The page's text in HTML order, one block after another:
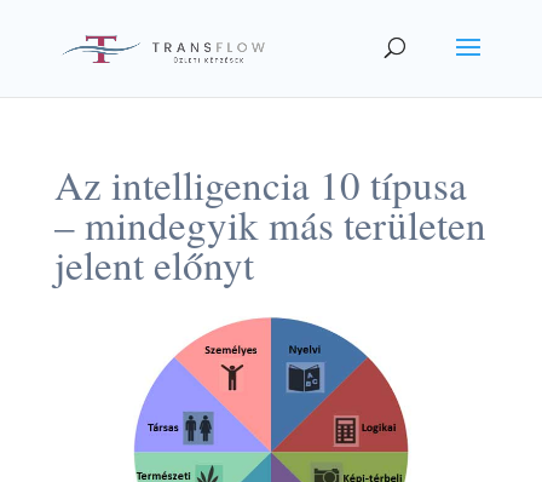
Az intelligencia 10 típusa
– mindegyik más területen
jelent előnyt